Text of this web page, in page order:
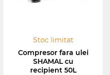
Stoc limitat
Compresor fara ulei
SHAMAL cu
recipient 50L